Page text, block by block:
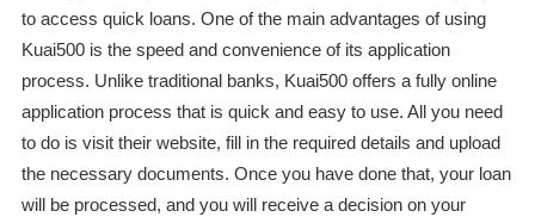
to access quick loans. One of the main advantages of using
Kuai500 is the speed and convenience of its application
process. Unlike traditional banks, Kuai500 offers a fully online
application process that is quick and easy to use. All you need
to do is visit their website, fill in the required details and upload
the necessary documents. Once you have done that, your loan
will be processed, and you will receive a decision on your